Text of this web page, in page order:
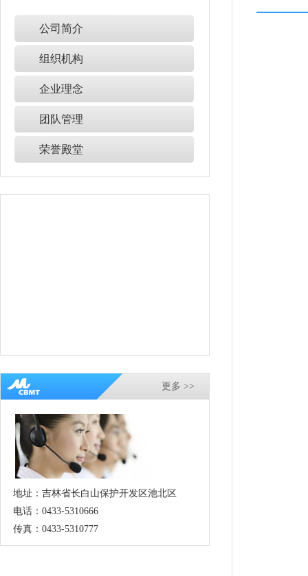
公司简介
组织机构
企业理念
团队管理
荣誉殿堂
更多 >>
地址：吉林省长白山保护开发区池北区
电话：0433-5310666
传真：0433-5310777